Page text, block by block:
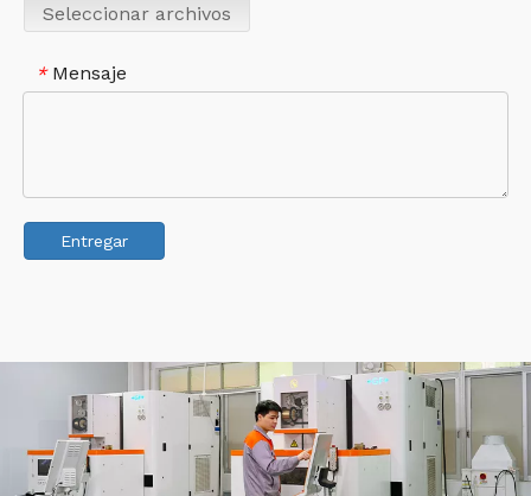
Seleccionar archivos
* Mensaje
Entregar